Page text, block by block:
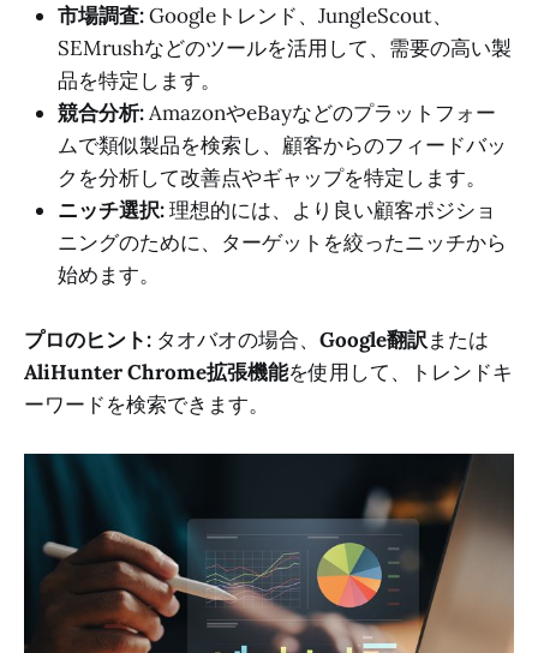
市場調査:Googleトレンド、JungleScout、
SEMrushなどのツールを活用して、需要の高い製
品を特定します。
競合分析:AmazonやeBayなどのプラットフォー
ムで類似製品を検索し、顧客からのフィードバッ
クを分析して改善点やギャップを特定します。
ニッチ選択:理想的には、より良い顧客ポジショ
ニングのために、ターゲットを絞ったニッチから
始めます。
プロのヒント: タオバオの場合、 Google翻訳または
AliHunter Chrome拡張機能を使用して、トレンドキ
ーワードを検索できます。